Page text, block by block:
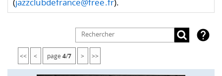

<< < page 4/7 > >>